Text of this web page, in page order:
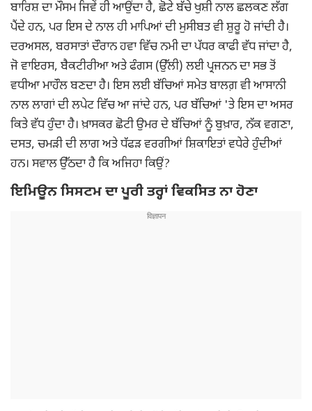
ਬਾਰਿਸ਼ ਦਾ ਮੌਸਮ ਜਿਵੇਂ ਹੀ ਆਉਂਦਾ ਹੈ, ਛੋਟੇ ਬੱਚੇ ਖੁਸ਼ੀ ਨਾਲ ਛਲਕਣ ਲੱਗ
ਪੈਂਦੇ ਹਨ, ਪਰ ਇਸ ਦੇ ਨਾਲ ਹੀ ਮਾਪਿਆਂ ਦੀ ਮੁਸੀਬਤ ਵੀ ਸ਼ੁਰੂ ਹੋ ਜਾਂਦੀ ਹੈ।
ਦਰਅਸਲ, ਬਰਸਾਤਾਂ ਦੌਰਾਨ ਹਵਾ ਵਿੱਚ ਨਮੀ ਦਾ ਪੱਧਰ ਕਾਫੀ ਵੱਧ ਜਾਂਦਾ ਹੈ,
ਜੋ ਵਾਇਰਸ, ਬੈਕਟੀਰੀਆ ਅਤੇ ਫੰਗਸ (ਉੱਲੀ) ਲਈ ਪ੍ਰਜਨਨ ਦਾ ਸਭ ਤੋਂ
ਵਧੀਆ ਮਾਹੌਲ ਬਣਦਾ ਹੈ। ਇਸ ਲਈ ਬੱਚਿਆਂ ਸਮੇਤ ਬਾਲਗ਼ ਵੀ ਆਸਾਨੀ
ਨਾਲ ਲਾਗਾਂ ਦੀ ਲਪੇਟ ਵਿੱਚ ਆ ਜਾਂਦੇ ਹਨ, ਪਰ ਬੱਚਿਆਂ 'ਤੇ ਇਸ ਦਾ ਅਸਰ
ਕਿਤੇ ਵੱਧ ਹੁੰਦਾ ਹੈ। ਖ਼ਾਸਕਰ ਛੋਟੀ ਉਮਰ ਦੇ ਬੱਚਿਆਂ ਨੂੰ ਬੁਖ਼ਾਰ, ਨੱਕ ਵਗਣਾ,
ਦਸਤ, ਚਮੜੀ ਦੀ ਲਾਗ ਅਤੇ ਧੱਫੜ ਵਰਗੀਆਂ ਸ਼ਿਕਾਇਤਾਂ ਵਧੇਰੇ ਹੁੰਦੀਆਂ
ਹਨ। ਸਵਾਲ ਉੱਠਦਾ ਹੈ ਕਿ ਅਜਿਹਾ ਕਿਉਂ?
ਇਮਿਊਨ ਸਿਸਟਮ ਦਾ ਪੂਰੀ ਤਰ੍ਹਾਂ ਵਿਕਸਿਤ ਨਾ ਹੋਣਾ